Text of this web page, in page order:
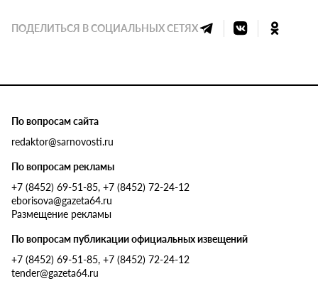
ПОДЕЛИТЬСЯ В СОЦИАЛЬНЫХ СЕТЯХ
По вопросам сайта
redaktor@sarnovosti.ru
По вопросам рекламы
+7 (8452) 69-51-85, +7 (8452) 72-24-12
eborisova@gazeta64.ru
Размещение рекламы
По вопросам публикации официальных извещений
+7 (8452) 69-51-85, +7 (8452) 72-24-12
tender@gazeta64.ru